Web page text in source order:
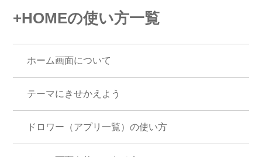
+HOMEの使い方一覧
ホーム画面について
テーマにきせかえよう
ドロワー（アプリ一覧）の使い方